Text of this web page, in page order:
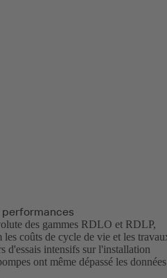
des gammes RDLO et RDLP,
coûts de cycle de vie et les
d'essais intensifs sur l'installation
ont même dépassé les données